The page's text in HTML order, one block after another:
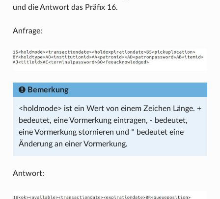
und die Antwort das Präfix 16.
Anfrage:
Bemerkung
<holdmode> ist ein Wert von einem Zeichen Länge. +
bedeutet, eine Vormerkung eintragen, - bedeutet,
eine Vormerkung stornieren und * bedeutet eine
Änderung an einer Vormerkung.
Antwort: